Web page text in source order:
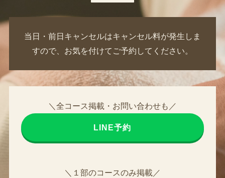
当日・前日キャンセルはキャンセル料が発生しま
すので、お気を付けてご予約してください。
＼全コース掲載・お問い合わせも／
LINE予約
＼１部のコースのみ掲載／